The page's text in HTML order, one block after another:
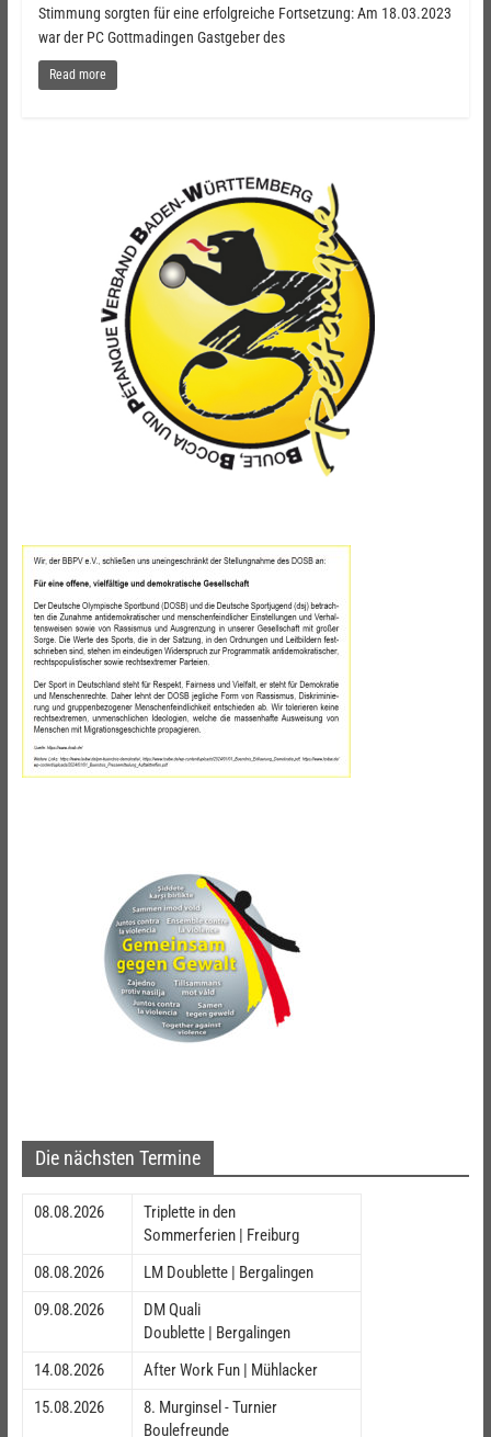
Stimmung sorgten für eine erfolgreiche Fortsetzung: Am 18.03.2023
war der PC Gottmadingen Gastgeber des
Read more
Die nächsten Termine
08.08.2026
Triplette in den
Sommerferien | Freiburg
08.08.2026
LM Doublette | Bergalingen
09.08.2026
DM Quali
Doublette | Bergalingen
14.08.2026
After Work Fun | Mühlacker
15.08.2026
8. Murginsel - Turnier
Boulefreunde